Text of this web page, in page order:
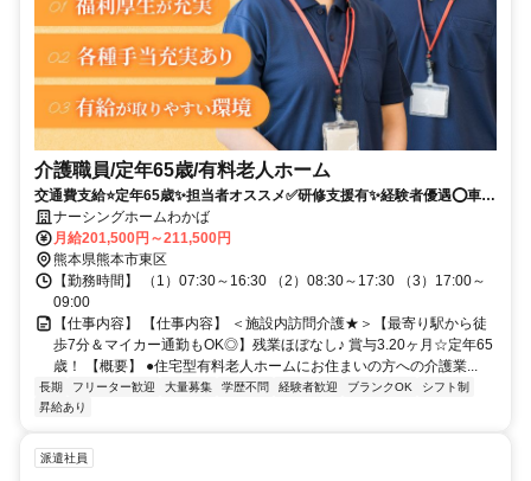
介護職員/定年65歳/有料老人ホーム
交通費支給⭐️定年65歳✨担当者オススメ✅️研修支援有✨経験者優遇⭕️車通
勤ＯＫ✨週休2日❗️駅チカ
ナーシングホームわかば
月給201,500円～211,500円
熊本県熊本市東区
【勤務時間】 （1）07:30～16:30 （2）08:30～17:30 （3）17:00～
09:00
【仕事内容】 【仕事内容】 ＜施設内訪問介護★＞【最寄り駅から徒
歩7分＆マイカー通勤もOK◎】残業ほぼなし♪ 賞与3.20ヶ月☆定年65
歳！ 【概要】 ●住宅型有料老人ホームにお住まいの方への介護業...
長期 フリーター歓迎 大量募集 学歴不問 経験者歓迎 ブランクOK
シフト制
昇給あり
派遣社員